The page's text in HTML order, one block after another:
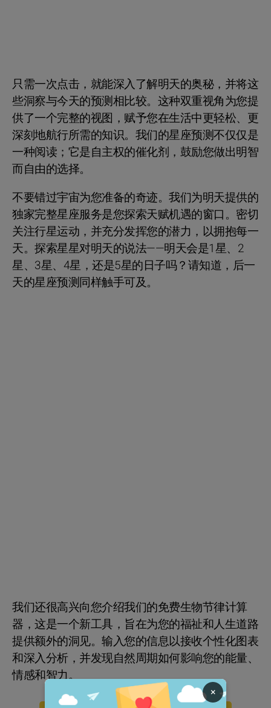
只需一次点击，就能深入了解明天的奥秘，并将这
些洞察与今天的预测相比较。这种双重视角为您提
供了一个完整的视图，赋予您在生活中更轻松、更
深刻地航行所需的知识。我们的星座预测不仅仅是
一种阅读；它是自主权的催化剂，鼓励您做出明智
而自由的选择。
不要错过宇宙为您准备的奇迹。我们为明天提供的
独家完整星座服务是您探索天赋机遇的窗口。密切
关注行星运动，并充分发挥您的潜力，以拥抱每一
天。探索星星对明天的说法——明天会是1星、2
星、3星、4星，还是5星的日子吗？请知道，后一
天的星座预测同样触手可及。
我们还很高兴向您介绍我们的免费生物节律计算
器，这是一个新工具，旨在为您的福祉和人生道路
提供额外的洞见。输入您的信息以接收个性化图表
和深入分析，并发现自然周期如何影响您的能量、
情感和智力。
×